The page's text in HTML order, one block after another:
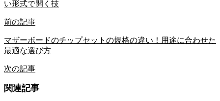
い形式で開く技
前の記事
マザーボードのチップセットの規格の違い！用途に合わせた
最適な選び方
次の記事
関連記事